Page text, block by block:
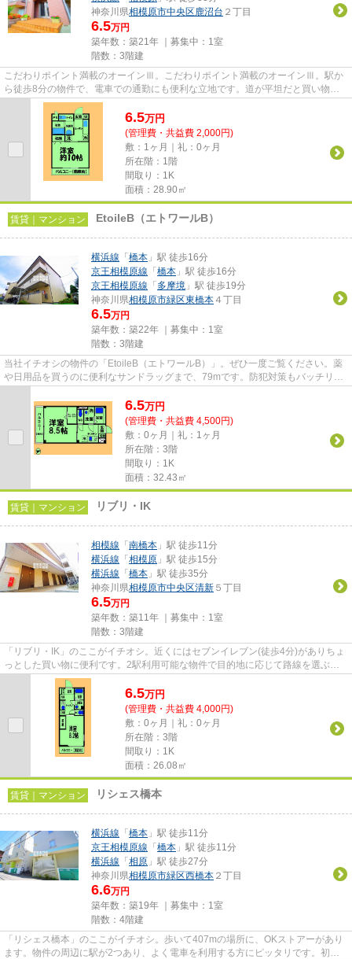
神奈川県相模原市中央区鹿沼台 ２丁目
6.5万円
築年数：築21年 ｜募集中： 1室
階数：3階建
こだわりポイント満載のオーインⅢ。こだわりポイント満載のオーインⅢ。駅か
ら徒歩8分の物件で、電車での通勤にも便利な立地です。道が平坦だと買い物も
快適にできますね。相模原市中央...
6.5万円
(管理費・共益費 2,000円)
敷：1ヶ月｜礼：0ヶ月
所在階：1階
間取り：1K
面積：28.90㎡
賃貸｜マンション EtoileB（エトワールB）
横浜線 「 橋本 」駅 徒歩16分
京王相模原線 「 橋本 」駅 徒歩16分
京王相模原線 「 多摩境 」駅 徒歩19分
神奈川県相模原市緑区東橋本 ４丁目
6.5万円
築年数：築22年 ｜募集中： 1室
階数：3階建
当社イチオシの物件の「EtoileB（エトワールB）」。ぜひ一度ご覧ください。薬
や日用品を買うのに便利なサンドラッグまで、79mです。防犯対策もバッチリな
6.5万円
(管理費・共益費 4,500円)
敷：0ヶ月｜礼：1ヶ月
所在階：3階
間取り：1K
面積：32.43㎡
賃貸｜マンション リブリ・IK
相模線 「 南橋本 」駅 徒歩11分
横浜線 「 相模原 」駅 徒歩15分
横浜線 「 橋本 」駅 徒歩35分
神奈川県相模原市中央区清新 ５丁目
6.5万円
築年数：築11年 ｜募集中： 1室
階数：3階建
「リブリ・IK」のここがイチオシ。近くにはセブンイレブン(徒歩4分)がありちょ
っとした買い物に便利です。2駅利用可能な物件で目的地に応じて路線を選ぶこ
とができます。造りとデザイ...
6.5万円
(管理費・共益費 4,000円)
敷：0ヶ月｜礼：0ヶ月
所在階：3階
間取り：1K
面積：26.08㎡
賃貸｜マンション リシェス橋本
横浜線 「 橋本 」駅 徒歩11分
京王相模原線 「 橋本 」駅 徒歩11分
横浜線 「 相原 」駅 徒歩27分
神奈川県相模原市緑区西橋本 ２丁目
6.6万円
築年数：築19年 ｜募集中： 1室
階数：4階建
「リシェス橋本」のここがイチオシ。歩いて407mの場所に、OKストアーがあり
ます。物件の周辺に駅が2つあり、よく電車を利用する方にピッタリです。初期